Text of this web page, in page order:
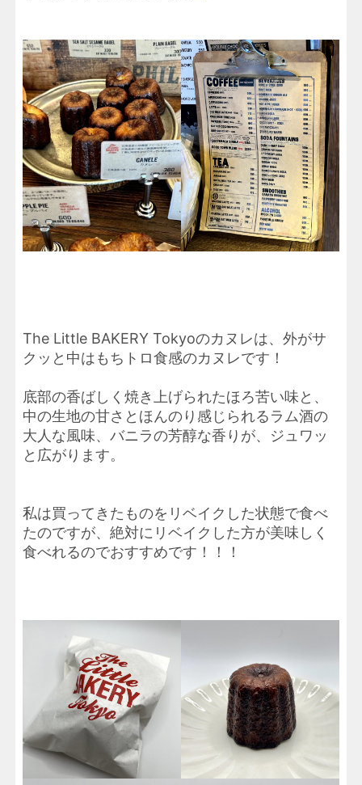
The Little BAKERY Tokyoのカヌレは、外がサ
クッと中はもちトロ食感のカヌレです！
底部の香ばしく焼き上げられたほろ苦い味と、
中の生地の甘さとほんのり感じられるラム酒の
大人な風味、バニラの芳醇な香りが、ジュワッ
と広がります。
私は買ってきたものをリベイクした状態で食べ
たのですが、絶対にリベイクした方が美味しく
食べれるのでおすすめです！！！